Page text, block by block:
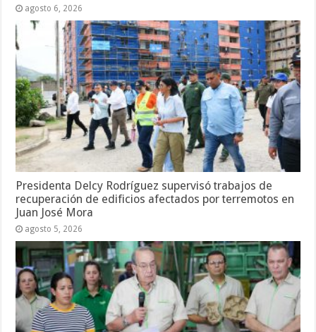
agosto 6, 2026
Presidenta Delcy Rodríguez supervisó trabajos de
recuperación de edificios afectados por terremotos en
Juan José Mora
agosto 5, 2026